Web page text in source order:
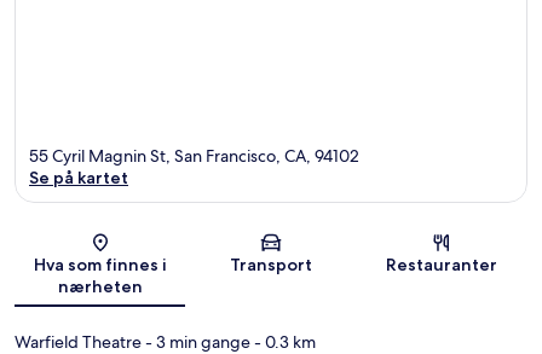
Kart
55 Cyril Magnin St, San Francisco, CA, 94102
Se på kartet
Hva som finnes i
nærheten
Transport Restauranter
Warfield Theatre- 3 min gange- 0.3 km